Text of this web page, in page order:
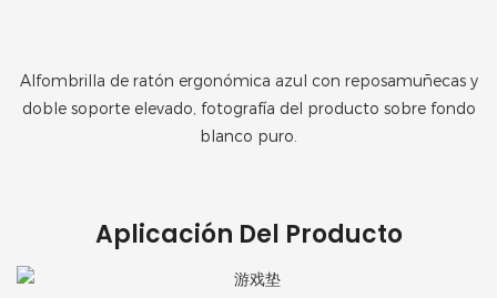
Alfombrilla de ratón ergonómica azul con reposamuñecas y
doble soporte elevado, fotografía del producto sobre fondo
blanco puro.
Aplicación Del Producto